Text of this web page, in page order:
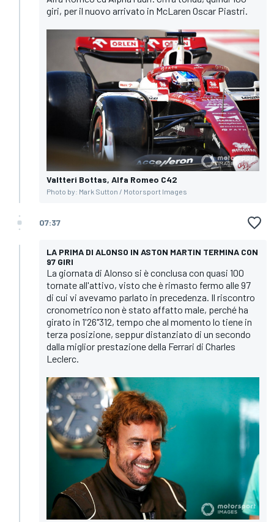
giri, per il nuovo arrivato in McLaren Oscar Piastri.
Valtteri Bottas, Alfa Romeo C42
Photo by: Mark Sutton / Motorsport Images
07:37
LA PRIMA DI ALONSO IN ASTON MARTIN TERMINA CON
97 GIRI
La giornata di Alonso si è conclusa con quasi 100
tornate all'attivo, visto che è rimasto fermo alle 97
di cui vi avevamo parlato in precedenza. Il riscontro
cronometrico non è stato affatto male, perché ha
girato in 1'26"312, tempo che al momento lo tiene in
terza posizione, seppur distanziato di un secondo
dalla miglior prestazione della Ferrari di Charles
Leclerc.